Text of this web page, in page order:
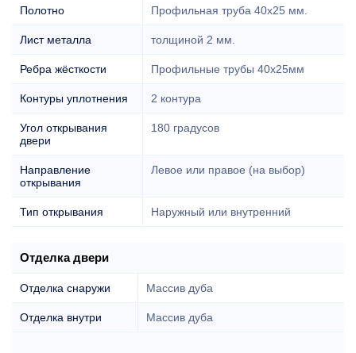
Полотно Профильная труба 40х25 мм.
Лист металла толщиной 2 мм.
Ребра жёсткости Профильные трубы 40х25мм
Контуры уплотнения 2 контура
Угол открывания
двери
180 градусов
Направление
открывания
Левое или правое (на выбор)
Тип открывания Наружный или внутренний
Отделка двери
Отделка снаружи Массив дуба
Отделка внутри Массив дуба